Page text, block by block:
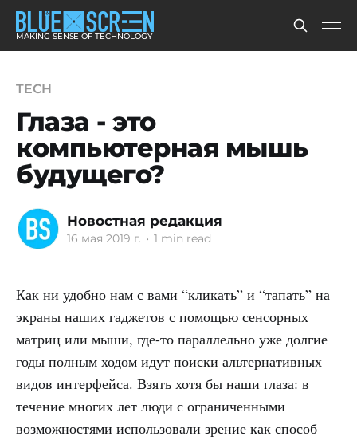
MAKING SENSE OF TECHNOLOGY
TECH
Глаза - это
компьютерная мышь
будущего?
Новостная редакция
16 мая 2019 г. • 1 min read
Как ни удобно нам с вами “кликать” и “тапать” на
экраны наших гаджетов с помощью сенсорных
матриц или мыши, где-то параллельно уже долгие
годы полным ходом идут поиски альтернативных
видов интерфейса. Взять хотя бы наши глаза: в
течение многих лет люди с ограниченными
возможностями использовали зрение как способ